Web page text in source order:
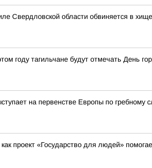
Свердловской области обвиняется в
году тагильчане будут отмечать День
на первенстве Европы по гребному
проект «Государство для людей»